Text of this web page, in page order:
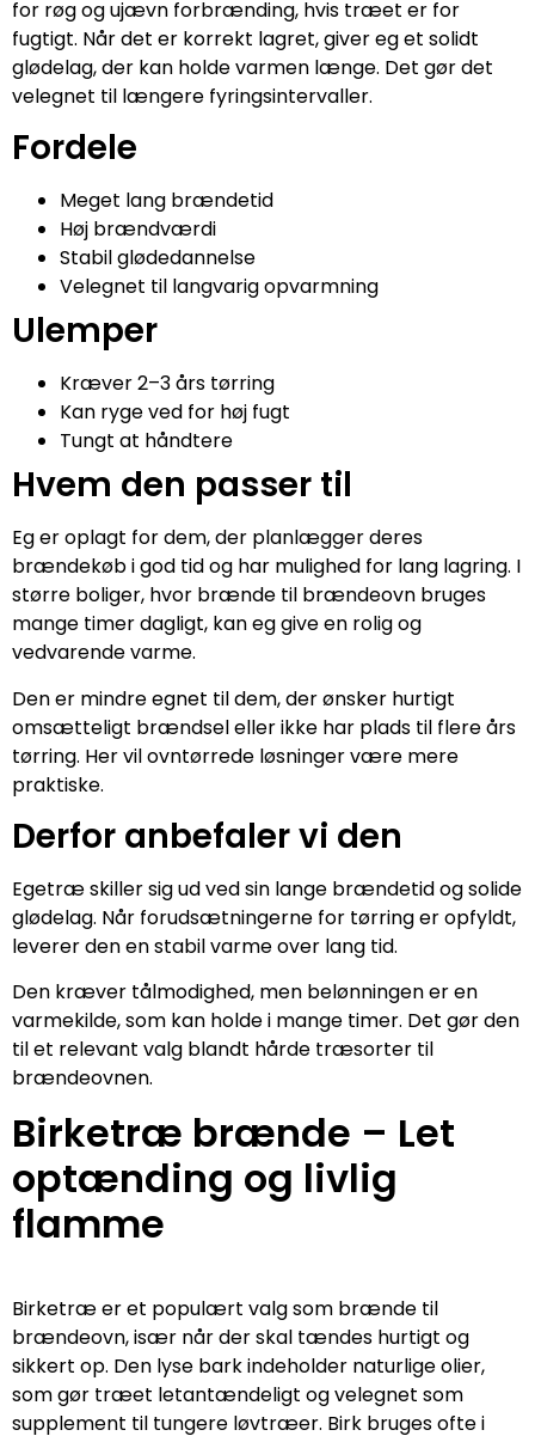
for røg og ujævn forbrænding, hvis træet er for
fugtigt. Når det er korrekt lagret, giver eg et solidt
glødelag, der kan holde varmen længe. Det gør det
velegnet til længere fyringsintervaller.
Fordele
Meget lang brændetid
Høj brændværdi
Stabil glødedannelse
Velegnet til langvarig opvarmning
Ulemper
Kræver 2–3 års tørring
Kan ryge ved for høj fugt
Tungt at håndtere
Hvem den passer til
Eg er oplagt for dem, der planlægger deres
brændekøb i god tid og har mulighed for lang lagring. I
større boliger, hvor brænde til brændeovn bruges
mange timer dagligt, kan eg give en rolig og
vedvarende varme.
Den er mindre egnet til dem, der ønsker hurtigt
omsætteligt brændsel eller ikke har plads til flere års
tørring. Her vil ovntørrede løsninger være mere
praktiske.
Derfor anbefaler vi den
Egetræ skiller sig ud ved sin lange brændetid og solide
glødelag. Når forudsætningerne for tørring er opfyldt,
leverer den en stabil varme over lang tid.
Den kræver tålmodighed, men belønningen er en
varmekilde, som kan holde i mange timer. Det gør den
til et relevant valg blandt hårde træsorter til
brændeovnen.
Birketræ brænde – Let
optænding og livlig
flamme
Birketræ er et populært valg som brænde til
brændeovn, især når der skal tændes hurtigt og
sikkert op. Den lyse bark indeholder naturlige olier,
som gør træet letantændeligt og velegnet som
supplement til tungere løvtræer. Birk bruges ofte i